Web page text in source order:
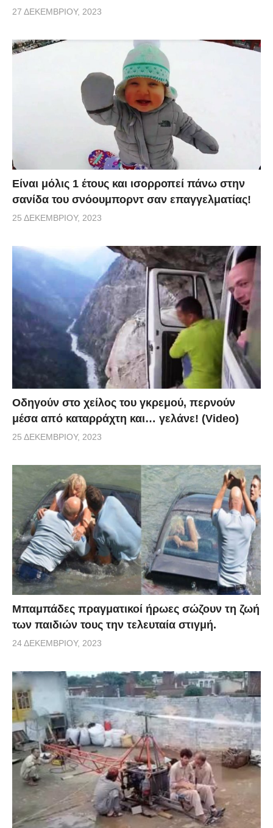
27 ΔΕΚΕΜΒΡΊΟΥ, 2023
Είναι μόλις 1 έτους και ισορροπεί πάνω στην
σανίδα του σνόουμπορντ σαν επαγγελματίας!
25 ΔΕΚΕΜΒΡΊΟΥ, 2023
Οδηγούν στο χείλος του γκρεμού, περνούν
μέσα από καταρράχτη και… γελάνε! (Video)
25 ΔΕΚΕΜΒΡΊΟΥ, 2023
Μπαμπάδες πραγματικοί ήρωες σώζουν τη ζωή
των παιδιών τους την τελευταία στιγμή.
24 ΔΕΚΕΜΒΡΊΟΥ, 2023